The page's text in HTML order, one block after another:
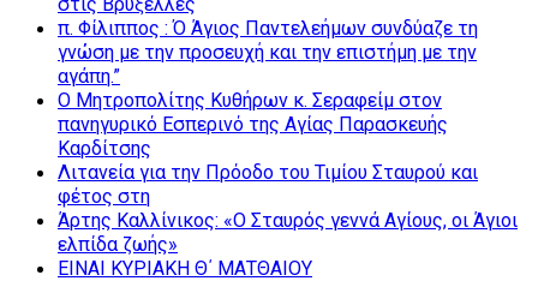
π. Φίλιππος : Ό Άγιος Παντελεήμων συνδύαζε τη
γνώση με την προσευχή και την επιστήμη με την
αγάπη.”
Ο Μητροπολίτης Κυθήρων κ. Σεραφείμ στον
πανηγυρικό Εσπερινό της Αγίας Παρασκευής
Καρδίτσης
Λιτανεία για την Πρόοδο του Τιμίου Σταυρού και
φέτος στη
Άρτης Καλλίνικος: «Ο Σταυρός γεννά Αγίους, οι Άγιοι
ελπίδα ζωής»
ΕΙΝΑΙ ΚΥΡΙΑΚΗ Θ΄ ΜΑΤΘΑΙΟΥ